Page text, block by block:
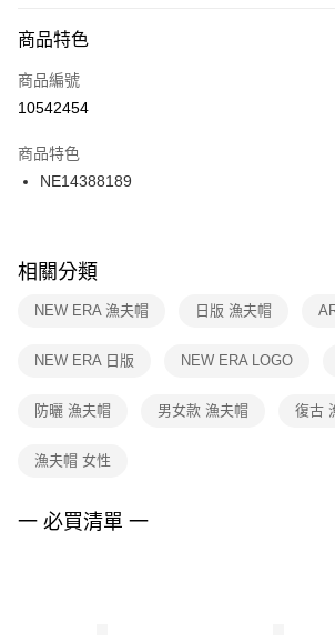
３．安心：先確認商品／服務後，再付款。
【「AFTEE先享後付」結帳流程】
１．於結帳方式選擇「AFTEE先享後付」後，將跳轉
２．訂單成立數日內，您將收到繳費通知簡訊。
３．收到繳費通知簡訊後14天內，點擊此簡訊中的連
ATM／網路銀行／等多元方式進行付款，方視為交易
※ 交易是否成功請以「AFTEE先享後付 」之結帳頁
是否繳費成功／繳費後需取消欲退款等相關疑問，請
客戶支援中心」https://
１．透過由恩沛科技股份有限公司提供之「AFTEE
權轉讓予恩沛科技股份有限公司。
３．未成年的使用者請事先徵得法定代理人或監護人
４．使用「AFTEE先享後付」時，將依據個別帳號
每筆NT$100，滿NT$1,500(含以上)免運費
宅配
每筆NT$100，滿NT$1,500(含以上)免運費
付款後門市自取
每筆NT$100，滿NT$1,500(含以上)免運費
商品特色
商品編號
10542454
商品特色
NE14388189
相關分類
NEW ERA 漁夫帽 日版 漁夫帽
NEW ERA 日版 NEW ERA LOGO
防曬 漁夫帽 男女款 漁夫帽 復古
漁夫帽 女性
一 必買清單 一